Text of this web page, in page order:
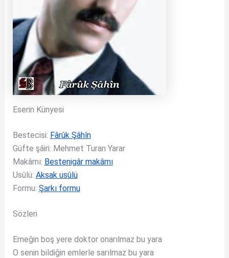
Eserin Künyesi
Bestecisi: Fârûk Şâhîn
Güfte şâiri: Mehmet Turan Yarar
Makâmı: Bestenigâr makâmı
Usûlü: Aksak usûlü
Formu: Şarkı formu
Sözleri
Emeğin boş yere doktor onarılmaz bu yara
O senin bildiğin emlerle sarılmaz bu yara